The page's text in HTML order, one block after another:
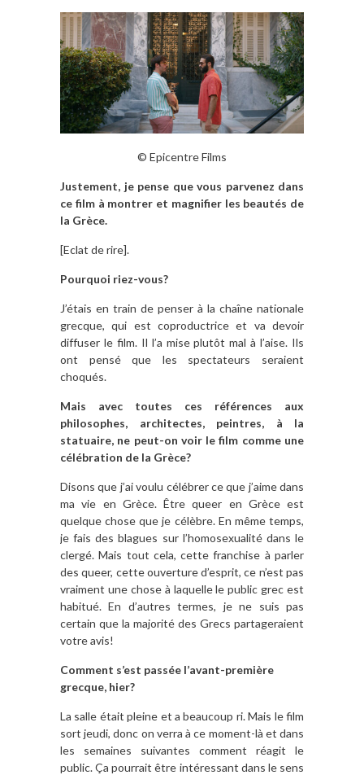
© Epicentre Films
Justement, je pense que vous parvenez dans
ce film à montrer et magnifier les beautés de
la Grèce.
[Eclat de rire].
Pourquoi riez-vous?
J’étais en train de penser à la chaîne nationale
grecque, qui est coproductrice et va devoir
diffuser le film. Il l’a mise plutôt mal à l’aise. Ils
ont pensé que les spectateurs seraient
choqués.
Mais avec toutes ces références aux
philosophes, architectes, peintres, à la
statuaire, ne peut-on voir le film comme une
célébration de la Grèce?
Disons que j’ai voulu célébrer ce que j’aime dans
ma vie en Grèce. Être queer en Grèce est
quelque chose que je célèbre. En même temps,
je fais des blagues sur l’homosexualité dans le
clergé. Mais tout cela, cette franchise à parler
des queer, cette ouverture d’esprit, ce n’est pas
vraiment une chose à laquelle le public grec est
habitué. En d’autres termes, je ne suis pas
certain que la majorité des Grecs partageraient
votre avis!
Comment s’est passée l’avant-première
grecque, hier?
La salle était pleine et a beaucoup ri. Mais le film
sort jeudi, donc on verra à ce moment-là et dans
les semaines suivantes comment réagit le
public. Ça pourrait être intéressant dans le sens